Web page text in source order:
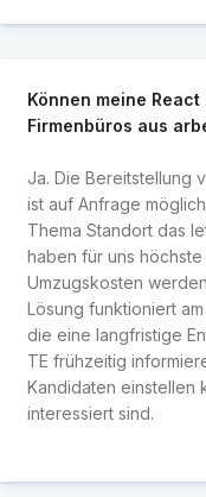
Können meine
Firmenbüros aus
Ja. Die Bereitstellung
ist auf Anfrage
Thema Standort das
haben für uns
Umzugskosten
Lösung funktioniert
die eine langfristige
TE frühzeitig
Kandidaten einstellen
interessiert sind.